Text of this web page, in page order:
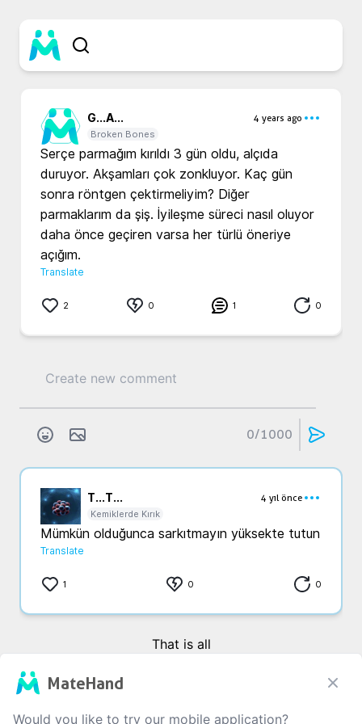
G...A...
4 years ago
Broken Bones
Serçe parmağım kırıldı 3 gün oldu, alçıda
duruyor. Akşamları çok zonkluyor. Kaç gün
sonra röntgen çektirmeliyim? Diğer
parmaklarım da şiş. İyileşme süreci nasıl oluyor
daha önce geçiren varsa her türlü öneriye
açığım.
Translate
2 0 1 0
0/1000
T...T...
4 yıl önce
Kemiklerde Kırık
Translate
1 0 0
That is all
MateHand
Would you like to try our mobile application?